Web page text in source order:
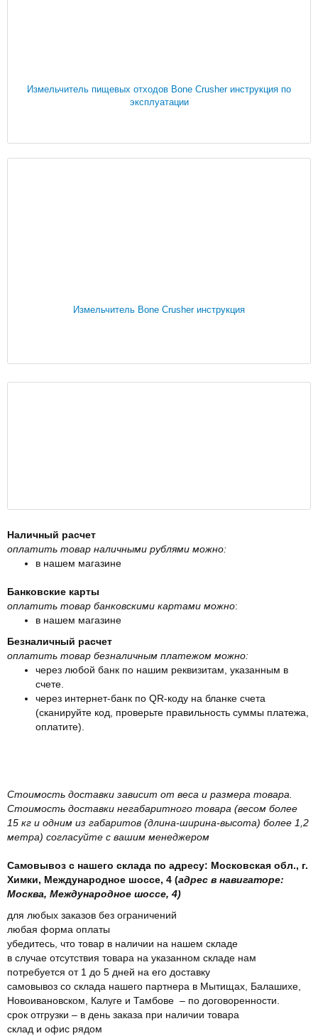
Измельчитель пищевых отходов Bone Crusher инструкция по
эксплуатации
Измельчитель Bone Crusher инструкция
Наличный расчет
оплатить товар наличными рублями можно:
в нашем магазине
Банковские карты
оплатить товар банковскими картами можно:
в нашем магазине
Безналичный расчет
оплатить товар безналичным платежом можно:
через любой банк по нашим реквизитам, указанным в
счете.
через интернет-банк по QR-коду на бланке счета
(сканируйте код, проверьте правильность суммы платежа,
оплатите).
Стоимость доставки зависит от веса и размера товара.
Стоимость доставки негабаритного товара (весом более
15 кг и одним из габаритов (длина-ширина-высота) более 1,2
метра) согласуйте с вашим менеджером
Самовывоз с нашего склада по адресу: Московская обл., г.
Химки, Международное шоссе, 4 (адрес в навигаторе:
Москва, Международное шоссе, 4)
для любых заказов без ограничений
любая форма оплаты
убедитесь, что товар в наличии на нашем складе
в случае отсутствия товара на указанном складе нам
потребуется от 1 до 5 дней на его доставку
самовывоз со склада нашего партнера в Мытищах, Балашихе,
Новоивановском, Калуге и Тамбове – по договоренности.
срок отгрузки – в день заказа при наличии товара
склад и офис рядом